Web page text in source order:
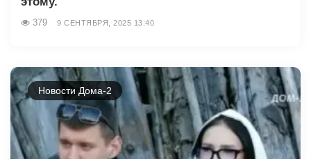
379 9 СЕНТЯБРЯ, 2025 13:40
Новости Дома-2